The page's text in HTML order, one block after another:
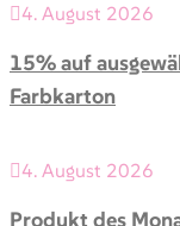
4. August 2026
15% auf
Farbkarton
4. August 2026
Produkt des